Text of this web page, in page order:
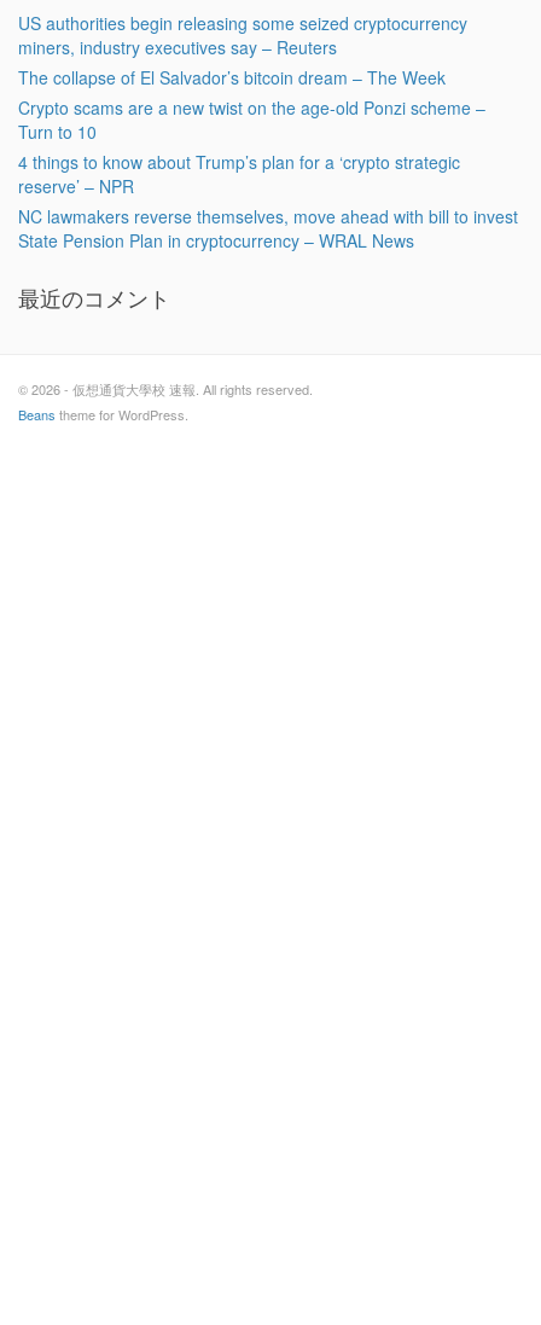
US authorities begin releasing some seized cryptocurrency
miners, industry executives say – Reuters
The collapse of El Salvador’s bitcoin dream – The Week
Crypto scams are a new twist on the age-old Ponzi scheme –
Turn to 10
4 things to know about Trump’s plan for a ‘crypto strategic
reserve’ – NPR
NC lawmakers reverse themselves, move ahead with bill to invest
State Pension Plan in cryptocurrency – WRAL News
最近のコメント
© 2026 - 仮想通貨大學校 速報. All rights reserved.
Beans theme for WordPress.